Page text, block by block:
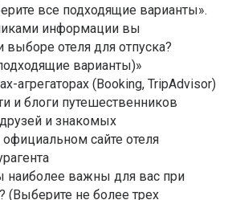
все подходящие варианты».
информации вы
выборе отеля для отпуска?
варианты)»
агрегаторах (Booking, TripAdvisor)
и блоги путешественников
и знакомых
сайте отеля
наиболее важны для вас при
(Выберите не более трех